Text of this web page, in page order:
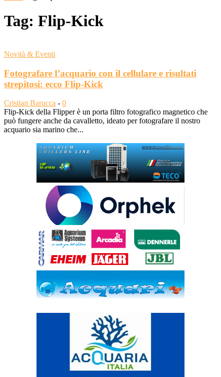
Tag: Flip-Kick
Novità & Eventi
Fotografare l’acquario con il cellulare e risultati
strepitosi: ecco Flip-Kick
Cristian Barucca - 0
Flip-Kick della Flipper è un porta filtro fotografico magnetico che
può fungere anche da cavalletto, ideato per fotografare il nostro
acquario sia marino che...